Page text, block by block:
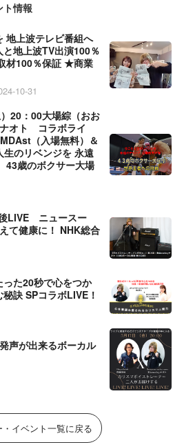
ト情報
地上波テレビ番組へ
地上波TV出演100％
材100％保証 ★商業
10-31
20：00大場綜（おお
オト コラボライ
（入場無料）＆
のリベンジを 永遠
歳のボクサー大場
LIVE ニュースー
て健康に！ NHK総合
った20秒で心をつか
訣 SPコラボLIVE！
声が出来るボーカル
・イベント一覧に戻る